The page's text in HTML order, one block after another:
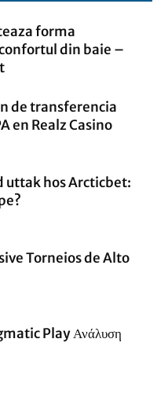
forma
din baie –
de transferencia
en Realz Casino
uttak hos Arcticbet:
Torneios de Alto
Play Ανάλυση